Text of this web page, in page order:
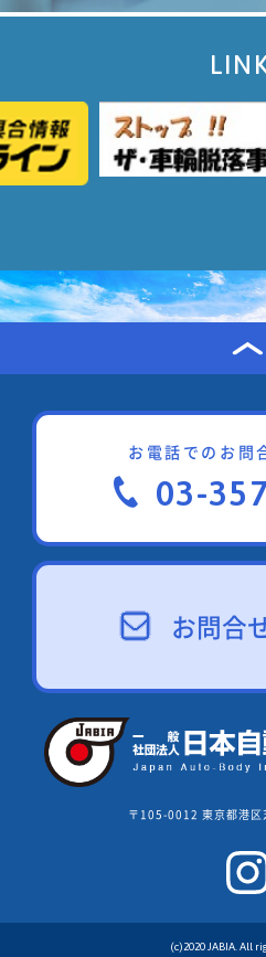
お電話でのお問
03-
お問合
〒105-0012 東京都港区
(c)2020 JABIA. All